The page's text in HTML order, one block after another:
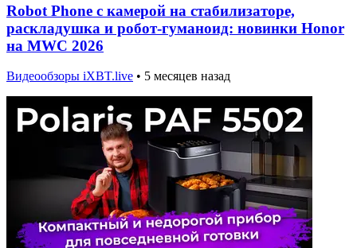
Robot Phone с камерой на стабилизаторе,
раскладушка и робот-гуманоид: новинки Honor
на MWC 2026
Видеообзоры iXBT.live • 5 месяцев назад